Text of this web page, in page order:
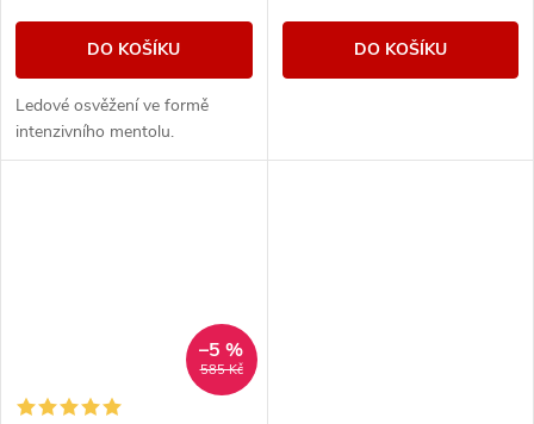
DO KOŠÍKU
Ledové osvěžení ve formě
intenzivního mentolu.
DO KOŠÍKU
585 Kč
–5 %